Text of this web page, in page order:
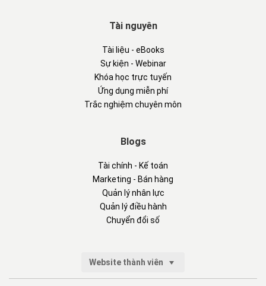
Tài nguyên
Tài liệu - eBooks
Sự kiện - Webinar
Khóa học trực tuyến
Ứng dụng miễn phí
Trắc nghiệm chuyên môn
Blogs
Tài chính - Kế toán
Marketing - Bán hàng
Quản lý nhân lực
Quản lý điều hành
Chuyển đổi số
Website thành viên